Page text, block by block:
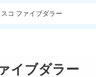
コ ファイブダラー
イブダラー